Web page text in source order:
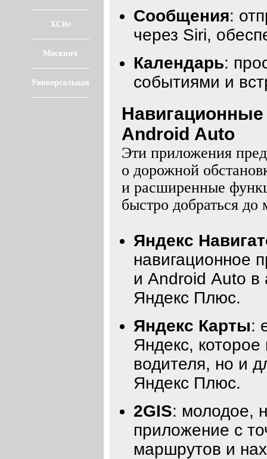
XCite
Москвич
Универсальная
Сообщения:
через Siri,
Календарь:
событиями и
Android Auto
Эти приложения
о дорожной
и расширенные
быстро добраться до
Яндекс
навигационное
и Android Auto в
Яндекс Плюс.
Яндекс Карты:
Яндекс,
водителя, но и
Яндекс Плюс.
2GIS: молодое,
приложение с
маршрутов и